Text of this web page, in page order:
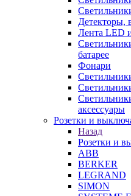
Детекторы,
Лента LED
батарее
Фонари
аксессуары
Розетки и
Назад
Розетки и
ABB
BERKER
LEGRAND
SIMON